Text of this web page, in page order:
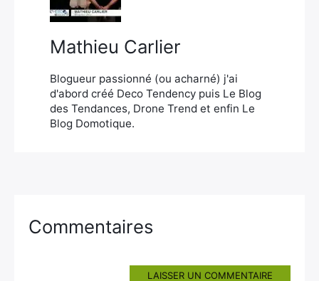
Mathieu Carlier
Blogueur passionné (ou acharné) j'ai
d'abord créé Deco Tendency puis Le Blog
des Tendances, Drone Trend et enfin Le
Blog Domotique.
Commentaires
LAISSER UN COMMENTAIRE
Rechercher
: